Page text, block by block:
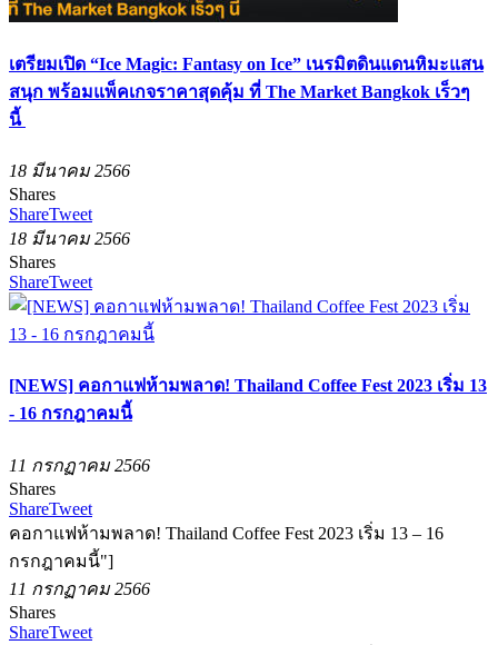
เตรียมเปิด “Ice Magic: Fantasy on Ice” เนรมิตดินแดนหิมะแสน
สนุก พร้อมแพ็คเกจราคาสุดคุ้ม ที่ The Market Bangkok เร็วๆ
นี้
18 มีนาคม 2566
Shares
ShareTweet
18 มีนาคม 2566
Shares
ShareTweet
[NEWS] คอกาแฟห้ามพลาด! Thailand Coffee Fest 2023 เริ่ม 13
- 16 กรกฎาคมนี้
11 กรกฏาคม 2566
Shares
ShareTweet
คอกาแฟห้ามพลาด! Thailand Coffee Fest 2023 เริ่ม 13 – 16
กรกฎาคมนี้"]
11 กรกฏาคม 2566
Shares
ShareTweet